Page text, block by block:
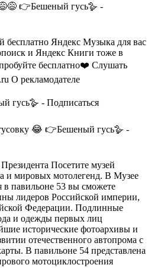
👉Бешеный гусь🪿 -
бесплатно Яндекс Музыка для вас
и Яндекс Книги тоже в
бесплатно❤️ Слушать
О рекламодателе
гусь🪿 - Подписаться
😂 👉Бешеный гусь🪿 -
Посетите музей
и мировых мотолегенд. В Музее
в павильоне 53 вы сможете
лидеров Российской империи,
Федерации. Подлинные
и одежды первых лиц
исторические фотоархивы и
отечественного автопрома с
В павильоне 54 представлена
мотоциклостроения